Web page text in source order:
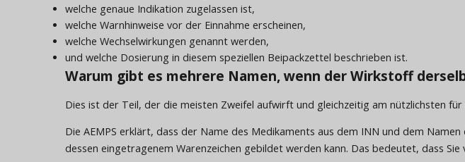
welche genaue Indikation zugelassen ist,
welche Warnhinweise vor der Einnahme erscheinen,
welche Wechselwirkungen genannt werden,
und welche Dosierung in diesem speziellen Beipackzettel beschrieben ist.
Warum gibt es mehrere Namen, wenn der Wirkstoff
Dies ist der Teil, der die meisten Zweifel aufwirft und gleichzeitig am nützlichsten für
Die AEMPS erklärt, dass der Name des Medikaments aus dem INN und dem
dessen eingetragenem Warenzeichen gebildet werden kann. Das bedeutet, dass